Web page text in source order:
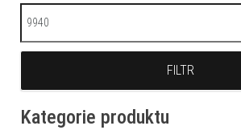
Maximální cena
FILTR
Kategorie produktu